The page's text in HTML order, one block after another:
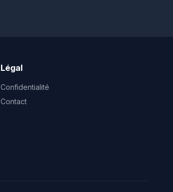
Légal
Confidentialité
Contact